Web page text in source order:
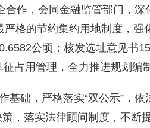
作，会同金融监管部门，
严格的节约集约用地制度，
公顷 ； 核发选址意见书
征占用管理 ， 全力推进规划编
基础， 严格落实“双公示” ，
，落实法律顾问制度 ， 不断